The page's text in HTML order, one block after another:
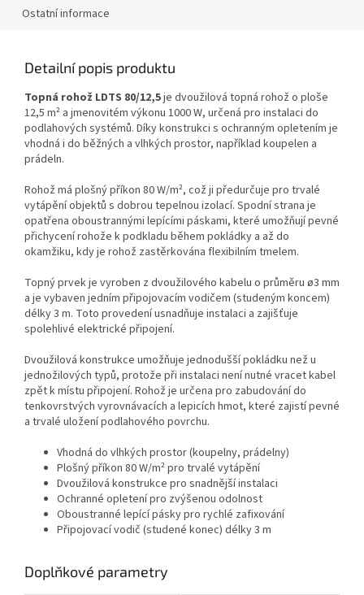
Ostatní informace
Detailní popis produktu
Topná rohož LDTS 80/12,5je dvoužilová topná rohož o ploše
12,5 m² a jmenovitém výkonu 1000 W, určená pro instalaci do
podlahových systémů. Díky konstrukci s ochranným opletením je
vhodná i do běžných a vlhkých prostor, například koupelen a
prádeln.
Rohož má plošný příkon 80 W/m², což ji předurčuje pro trvalé
vytápění objektů s dobrou tepelnou izolací. Spodní strana je
opatřena oboustrannými lepícími páskami, které umožňují pevné
přichycení rohože k podkladu během pokládky a až do
okamžiku, kdy je rohož zastěrkována flexibilním tmelem.
Topný prvek je vyroben z dvoužilového kabelu o průměru ø3 mm
a je vybaven jedním připojovacím vodičem (studeným koncem)
délky 3 m. Toto provedení usnadňuje instalaci a zajišťuje
spolehlivé elektrické připojení.
Dvoužilová konstrukce umožňuje jednodušší pokládku než u
jednožilových typů, protože při instalaci není nutné vracet kabel
zpět k místu připojení. Rohož je určena pro zabudování do
tenkovrstvých vyrovnávacích a lepicích hmot, které zajistí pevné
a trvalé uložení podlahového povrchu.
Vhodná do vlhkých prostor (koupelny, prádelny)
Plošný příkon 80 W/m² pro trvalé vytápění
Dvoužilová konstrukce pro snadnější instalaci
Ochranné opletení pro zvýšenou odolnost
Oboustranné lepící pásky pro rychlé zafixování
Připojovací vodič (studené konec) délky 3 m
Doplňkové parametry